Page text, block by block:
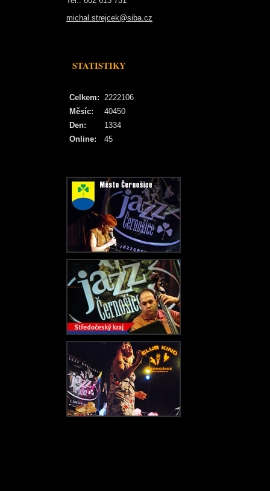
michal.strejcek@siba.cz
STATISTIKY
Online: 45
Celkem: 2222106
Měsíc:
40450
Den:
1334